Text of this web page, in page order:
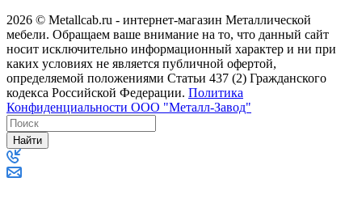
2026 © Metallcab.ru - интернет-магазин Металлической
мебели. Обращаем ваше внимание на то, что данный сайт
носит исключительно информационный характер и ни при
каких условиях не является публичной офертой,
определяемой положениями Статьи 437 (2) Гражданского
кодекса Российской Федерации. Политика
Конфиденциальности ООО "Металл-Завод"
Найти